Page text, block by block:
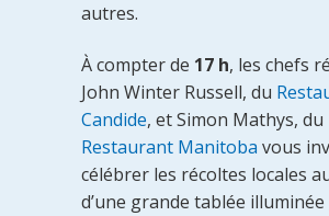
autres.
À compter de 17 h, les chefs
John Winter Russell, du
Candide, et Simon Mathys, du
Restaurant Manitoba vous
célébrer les récoltes locales
d’une grande tablée